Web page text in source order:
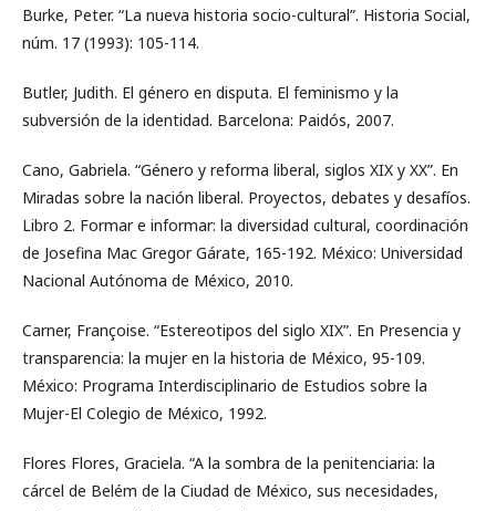
Burke, Peter. “La nueva historia socio-cultural”. Historia Social,
núm. 17 (1993): 105-114.
Butler, Judith. El género en disputa. El feminismo y la
subversión de la identidad. Barcelona: Paidós, 2007.
Cano, Gabriela. “Género y reforma liberal, siglos XIX y XX”. En
Miradas sobre la nación liberal. Proyectos, debates y desafíos.
Libro 2. Formar e informar: la diversidad cultural, coordinación
de Josefina Mac Gregor Gárate, 165-192. México: Universidad
Nacional Autónoma de México, 2010.
Carner, Françoise. “Estereotipos del siglo XIX”. En Presencia y
transparencia: la mujer en la historia de México, 95-109.
México: Programa Interdisciplinario de Estudios sobre la
Mujer-El Colegio de México, 1992.
Flores Flores, Graciela. “A la sombra de la penitenciaria: la
cárcel de Belém de la Ciudad de México, sus necesidades,